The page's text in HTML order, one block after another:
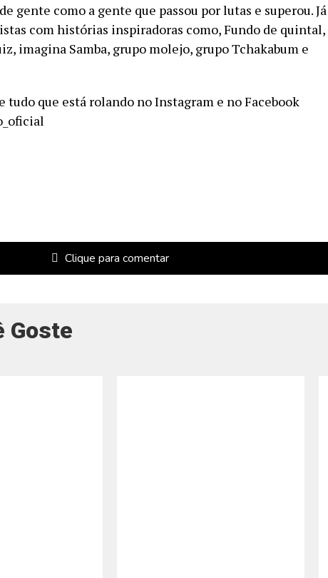
gente como a gente que passou por lutas e superou. Já
com histórias inspiradoras como, Fundo de quintal,
imagina Samba, grupo molejo, grupo Tchakabum e
tudo que está rolando no Instagram e no Facebook
Clique para comentar
Goste